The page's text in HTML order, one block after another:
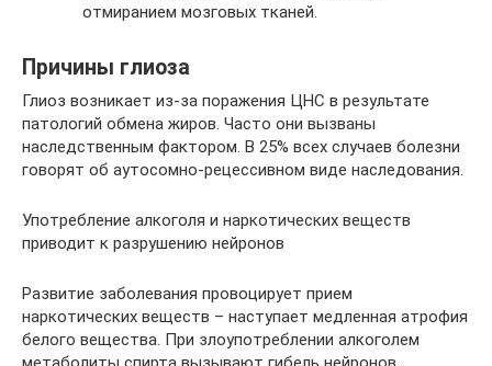
отмиранием мозговых тканей.
Причины глиоза
Глиоз возникает из-за поражения ЦНС в результате
патологий обмена жиров. Часто они вызваны
наследственным фактором. В 25% всех случаев болезни
говорят об аутосомно-рецессивном виде наследования.
Употребление алкоголя и наркотических веществ
приводит к разрушению нейронов
Развитие заболевания провоцирует прием
наркотических веществ – наступает медленная атрофия
белого вещества. При злоупотреблении алкоголем